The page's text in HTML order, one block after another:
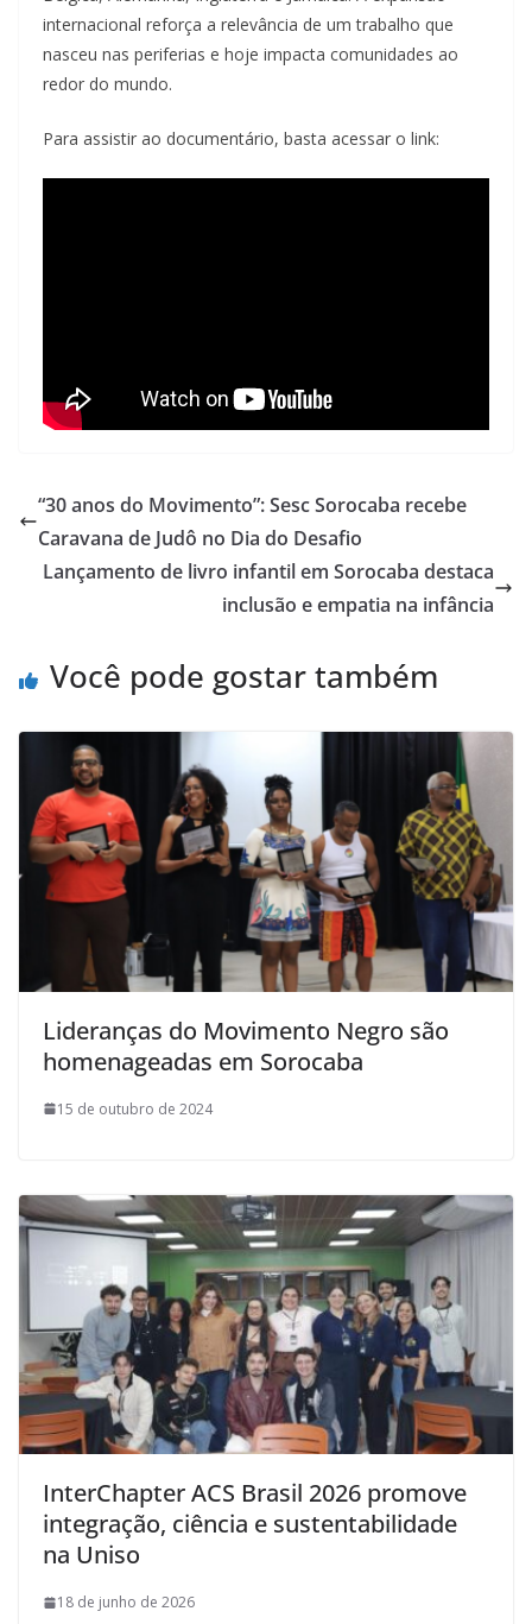
internacional reforça a relevância de um trabalho que
nasceu nas periferias e hoje impacta comunidades ao
redor do mundo.
Para assistir ao documentário, basta acessar o link:
“30 anos do Movimento”: Sesc Sorocaba recebe
Caravana de Judô no Dia do Desafio
Lançamento de livro infantil em Sorocaba destaca
inclusão e empatia na infância
Você pode gostar também
Lideranças do Movimento Negro são
homenageadas em Sorocaba
15 de outubro de 2024
InterChapter ACS Brasil 2026 promove
integração, ciência e sustentabilidade
na Uniso
18 de junho de 2026